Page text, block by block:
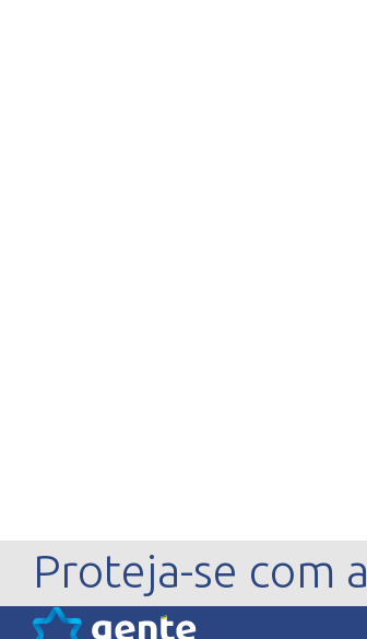
Proteja-se com a